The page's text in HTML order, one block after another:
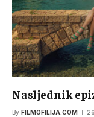
Nasljednik
By FILMOFILIJA.COM